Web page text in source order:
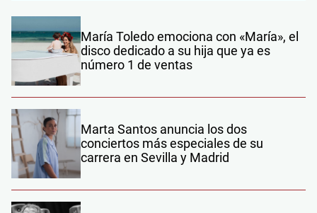
María Toledo emociona con «María», el
disco dedicado a su hija que ya es
número 1 de ventas
Marta Santos anuncia los dos
conciertos más especiales de su
carrera en Sevilla y Madrid